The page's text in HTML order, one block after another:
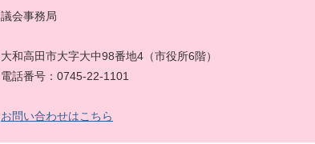
議会事務局
大和高田市大字大中98番地4（市役所6階）
電話番号：0745-22-1101
お問い合わせはこちら